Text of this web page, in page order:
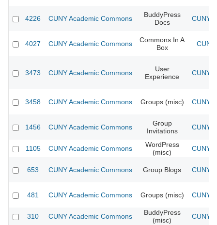
4226 CUNY Academic Commons
BuddyPress
Docs
CUNY
4027 CUNY Academic Commons
Commons In A
Box
3473 CUNY Academic Commons
User
Experience
CUNY
3458 CUNY Academic Commons Groups (misc) CUNY
1456 CUNY Academic Commons
Group
Invitations
CUNY
1105 CUNY Academic Commons
WordPress
(misc)
CUNY
653 CUNY Academic Commons Group Blogs CUNY
481 CUNY Academic Commons Groups (misc) CUNY
310 CUNY Academic Commons
BuddyPress
(misc)
CUNY